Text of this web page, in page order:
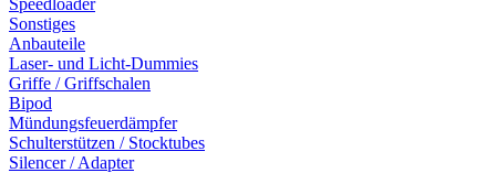
Speedloader
Sonstiges
Anbauteile
Laser- und Licht-Dummies
Griffe / Griffschalen
Bipod
Mündungsfeuerdämpfer
Schulterstützen / Stocktubes
Silencer / Adapter